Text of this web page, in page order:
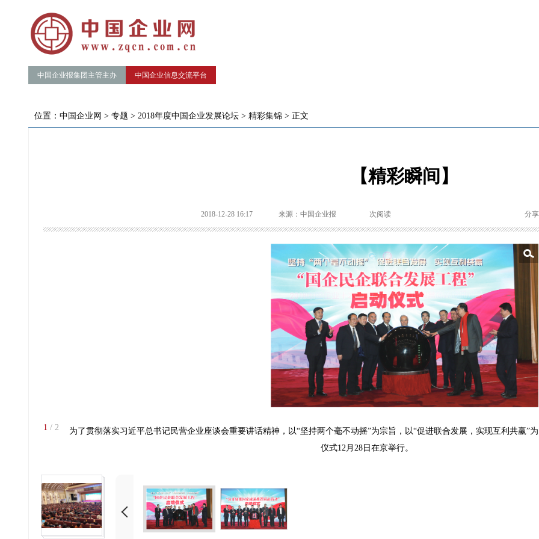
中国企业报集团主管主办 中国企业信息交流平台
位置： 中国企业网 > 专题 > 2018年度中国企业发展论坛 > 精彩集锦 > 正文
【精彩瞬间】
2018-12-28 16:17 来源：中国企业报 次阅读 分
1 / 2
为了贯彻落实习近平总书记民营企业座谈会重要讲话精神，以“坚持两个毫不动摇”为宗旨，以“促进联合发展，实现互利共赢”
仪式12月28日在京举行。